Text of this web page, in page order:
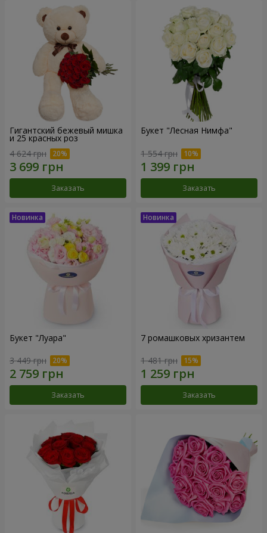
Гигантский бежевый мишка
и 25 красных роз
4 624 грн
Заказать
Букет "Лесная Нимфа"
1 554 грн
Заказать
Букет "Луара"
3 449 грн
Заказать
7 ромашковых хризантем
1 481 грн
Заказать